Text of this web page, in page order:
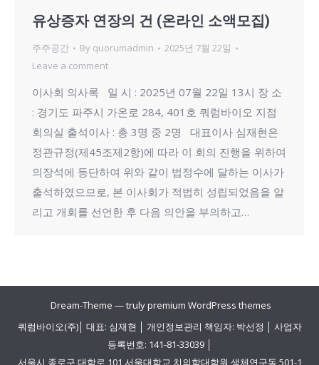
유상증자 연장의 건 (온라인 소액모집)
주주공간 By quorumadmin
2025년 7월 22일
Leave a comment
이사회 의사록 일 시 : 2025년 07월 22일 13시 장 소
: 경기도 파주시 가온로 284, 401호 쿼럼바이오 지점
회의실 출석이사 : 총 3명 중 2명 대표이사 심재현은
정관규정(제45조제2항)에 따라 이 회의 진행을 위하여
의장석에 등단하여 위와 같이 법정수에 달하는 이사가
출석하였으므로, 본 이사회가 적법히 성립되었음을 알
리고 개회를 선언한 후 다음 의안을 부의하고…
Dream-Theme — trulypremium WordPress themes
쿼럼바이오(주)│ 대표: 심재현 │ 개인정보관리 책임자: 박선정 │ 사업자
등록번호: 141-81-33039 │
서울시 종로구 대학로 101 서울대학교 치의학대학원 생체연구동 501-1